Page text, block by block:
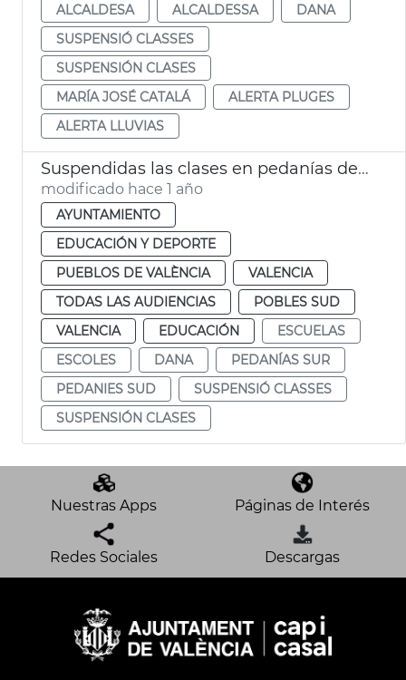
ALCALDESA
ALCALDESSA
DANA
SUSPENSIÓ CLASSES
SUSPENSIÓN CLASES
MARÍA JOSÉ CATALÁ
ALERTA PLUGES
ALERTA LLUVIAS
Suspendidas las clases en pedanías del Sur de València por lluvias
modificado hace 1 año
AYUNTAMIENTO
EDUCACIÓN Y DEPORTE
PUEBLOS DE VALÈNCIA
VALENCIA
TODAS LAS AUDIENCIAS
POBLES SUD
VALENCIA
EDUCACIÓN
ESCUELAS
ESCOLES
DANA
PEDANÍAS SUR
PEDANIES SUD
SUSPENSIÓ CLASSES
SUSPENSIÓN CLASES
Nuestras Apps Páginas de Interés
Redes Sociales Descargas